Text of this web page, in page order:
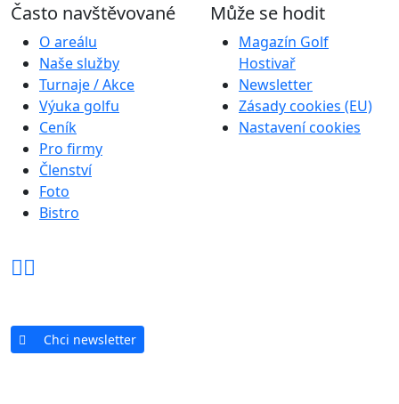
Často navštěvované
O areálu
Naše služby
Turnaje / Akce
Výuka golfu
Ceník
Pro firmy
Členství
Foto
Bistro
Může se hodit
Magazín Golf
Hostivař
Newsletter
Zásady cookies (EU)
Nastavení cookies
Chci newsletter